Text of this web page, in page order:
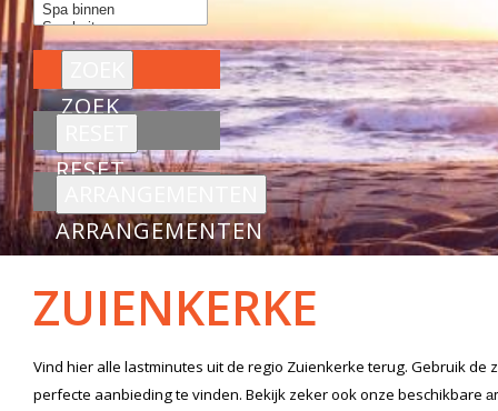
ZOEK
RESET
ARRANGEMENTEN
ZUIENKERKE
Vind hier alle lastminutes uit de regio Zuienkerketerug. Gebruik de
perfecte aanbieding te vinden. Bekijk zeker ook onze beschikbare